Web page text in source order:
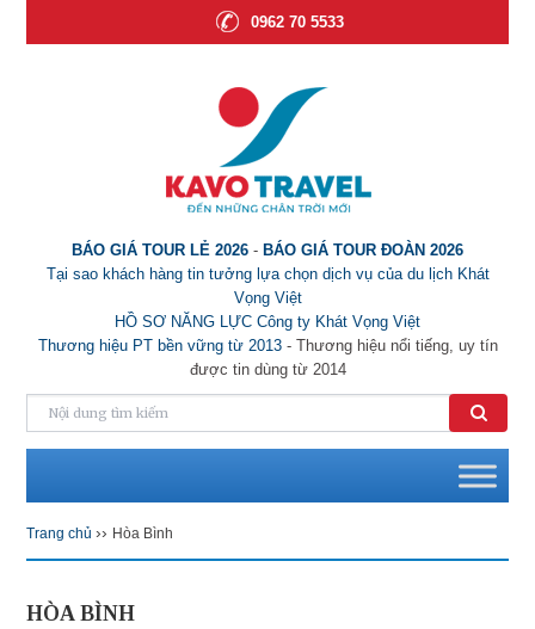
0962 70 5533
BÁO GIÁ TOUR LẺ 2026 - BÁO GIÁ TOUR ĐOÀN 2026
Tại sao khách hàng tin tưởng lựa chọn dịch vụ của du lịch Khát
Vọng Việt
HỒ SƠ NĂNG LỰC Công ty Khát Vọng Việt
Thương hiệu PT bền vững từ 2013- Thương hiệu nổi tiếng, uy tín
được tin dùng từ 2014
Trang chủ ›› Hòa Bình
HÒA BÌNH